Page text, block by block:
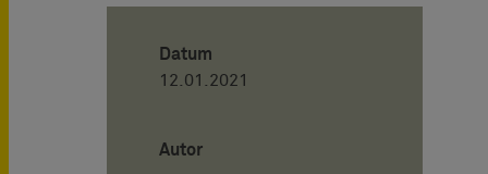
Datum
12.01.2021
Autor